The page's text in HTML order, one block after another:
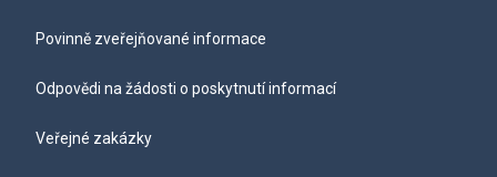
Povinně zveřejňované informace
Odpovědi na žádosti o poskytnutí informací
Veřejné zakázky